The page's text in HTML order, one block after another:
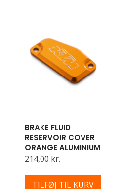
BRAKE FLUID
RESERVOIR COVER
ORANGE ALUMINIUM
214,00 kr.
TILFØJ TIL KURV